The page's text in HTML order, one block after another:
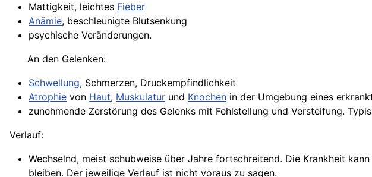
Mattigkeit, leichtes Fieber
Anämie, beschleunigte Blutsenkung
psychische Veränderungen.
An den Gelenken:
Schwellung, Schmerzen, Druckempfindlichkeit
Atrophie von Haut, Muskulatur und Knochen in der Umgebung eines
zunehmende Zerstörung des Gelenks mit Fehlstellung und Versteifung.
Verlauf:
Wechselnd, meist schubweise über Jahre fortschreitend. Die Krankheit kann
bleiben. Der jeweilige Verlauf ist nicht voraus zu sagen.